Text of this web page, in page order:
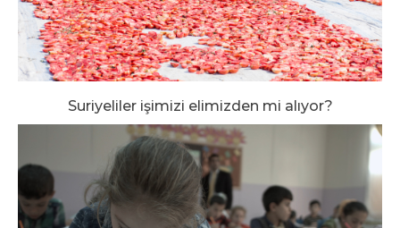
Suriyeliler işimizi elimizden mi alıyor?